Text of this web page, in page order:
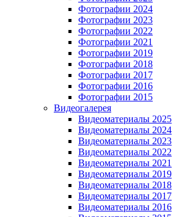
Фотографии 2024
Фотографии 2023
Фотографии 2022
Фотографии 2021
Фотографии 2019
Фотографии 2018
Фотографии 2017
Фотографии 2016
Фотографии 2015
Видеогалерея
Видеоматериалы 2025
Видеоматериалы 2024
Видеоматериалы 2023
Видеоматериалы 2022
Видеоматериалы 2021
Видеоматериалы 2019
Видеоматериалы 2018
Видеоматериалы 2017
Видеоматериалы 2016